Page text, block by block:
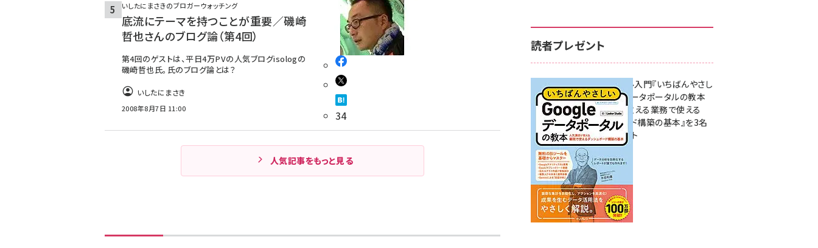
いしたにまさきのブロガーウォッチング
底流にテーマを持つことが重要／磯崎
哲也さんのブログ論（第4回）
第4回のゲストは、平日4万PVの人気ブログisologの
磯崎哲也氏。氏のブログ論とは？
いしたにまさき
2008年8月7日 11:00 34
人気記事をもっと見る
読者プレゼント
無料BIツール入門『いちばんやさし
いGoogleデータポータルの教本
人気講師が教える業務で使える
ダッシュボード構築の基本』を3名
様にプレゼント
7月31日 10:00